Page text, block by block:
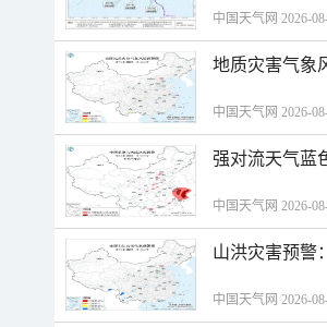
中国天气网 2026-
地质灾害气象
中国天气网 2026-
强对流天气蓝
中国天气网 2026-
山洪灾害预警
中国天气网 2026-